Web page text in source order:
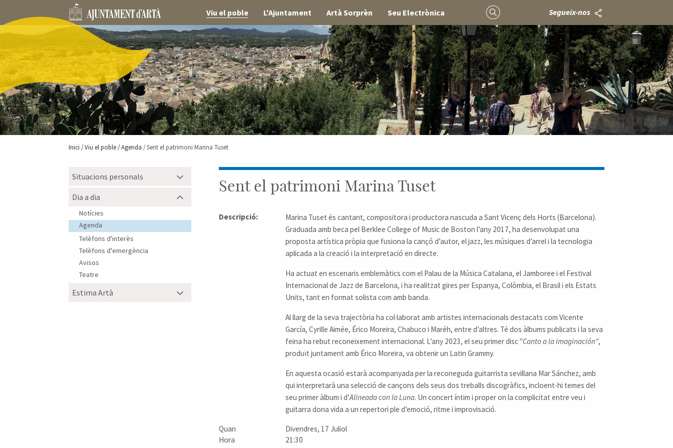
Viu el poble L'Ajuntament Artà Sorprèn Seu Electrònica Segueix-nos
Inici /Viu el poble / Agenda / Sent el patrimoni Marina Tuset
Situacions personals
Dia a dia
Notícies
Agenda
Telèfons d'interès
Telèfons d'emergència
Avisos
Teatre
Estima Artà
Sent el patrimoni Marina Tuset
Descripció:
Marina Tuset és cantant, compositora i productora nascuda a Sant Vicenç dels Horts (Barcelona).
Graduada amb beca pel Berklee College of Music de Boston l’any 2017, ha desenvolupat una
proposta artística pròpia que fusiona la cançó d’autor, el jazz, les músiques d’arrel i la tecnologia
aplicada a la creació i la interpretació en directe.
Ha actuat en escenaris emblemàtics com el Palau de la Música Catalana, el Jamboree i el Festival
Internacional de Jazz de Barcelona, i ha realitzat gires per Espanya, Colòmbia, el Brasil i els Estats
Units, tant en format solista com amb banda.
Al llarg de la seva trajectòria ha col·laborat amb artistes internacionals destacats com Vicente
García, Cyrille Aimée, Érico Moreira, Chabuco i Maréh, entre d’altres. Té dos àlbums publicats i la seva
feina ha rebut reconeixement internacional. L’any 2023, el seu primer disc "Canto a la imaginación",
produït juntament amb Érico Moreira, va obtenir un Latin Grammy.
En aquesta ocasió estarà acompanyada per la reconeguda guitarrista sevillana Mar Sánchez, amb
qui interpretarà una selecció de cançons dels seus dos treballs discogràfics, incloent-hi temes del
seu primer àlbum i d’Alineada con la Luna. Un concert íntim i proper on la complicitat entre veu i
guitarra dona vida a un repertori ple d’emoció, ritme i improvisació.
Quan
Divendres, 17 Juliol
Hora
21:30